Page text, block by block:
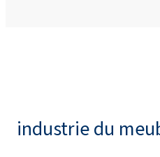
industrie du